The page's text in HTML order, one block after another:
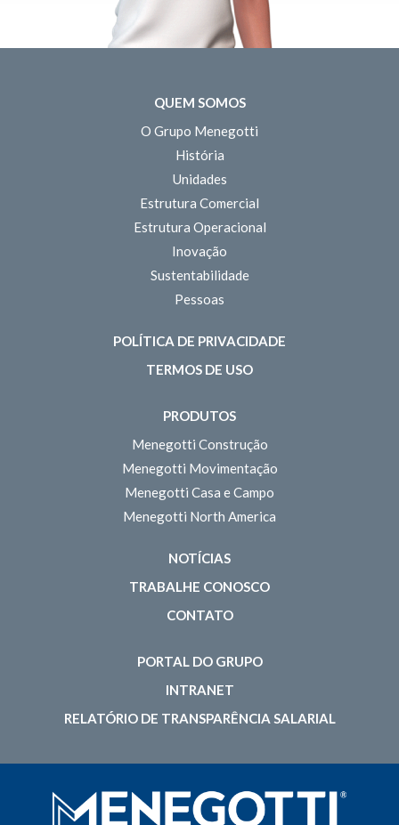
QUEM SOMOS
O Grupo Menegotti
História
Unidades
Estrutura Comercial
Estrutura Operacional
Inovação
Sustentabilidade
Pessoas
POLÍTICA DE PRIVACIDADE
TERMOS DE USO
PRODUTOS
Menegotti Construção
Menegotti Movimentação
Menegotti Casa e Campo
Menegotti North America
NOTÍCIAS
TRABALHE CONOSCO
CONTATO
PORTAL DO GRUPO
INTRANET
RELATÓRIO DE TRANSPARÊNCIA SALARIAL